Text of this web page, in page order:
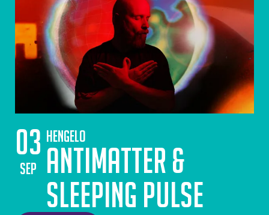
03
sep
Hengelo
Antimatter &
Sleeping Pulse